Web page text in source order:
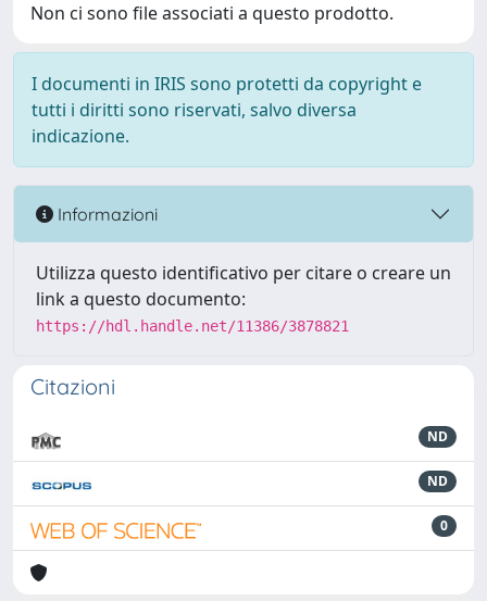
Non ci sono file associati a questo prodotto.
I documenti in IRIS sono protetti da copyright e
tutti i diritti sono riservati, salvo diversa
indicazione.
Informazioni
Utilizza questo identificativo per citare o creare un
link a questo documento:
https://hdl.handle.net/11386/3878821
Citazioni
ND
ND
0